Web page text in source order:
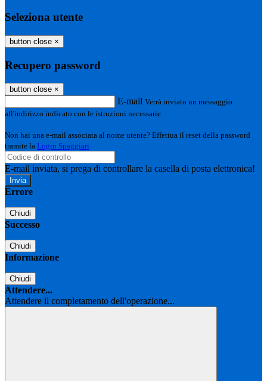
Seleziona utente
button close ×
Recupero password
button close ×
E-mail Verrà inviato un messaggio
all'indirizzo indicato con le istruzioni necessarie.
Non hai una e-mail associata al nome utente? Effettua il reset della password
tramite la Login Spaggiari
E-mail inviata, si prega di controllare la casella di posta elettronica!
Errore
Chiudi
Successo
Chiudi
Informazione
Chiudi
Attendere...
Attendere il completamento dell'operazione...